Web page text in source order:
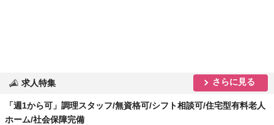
求人特集 さらに見る
「週1から可」調理スタッフ/無資格可/シフト相談可/住宅型有料老人
ホーム/社会保障完備